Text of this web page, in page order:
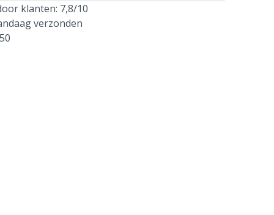
klanten: 7,8/10
verzonden